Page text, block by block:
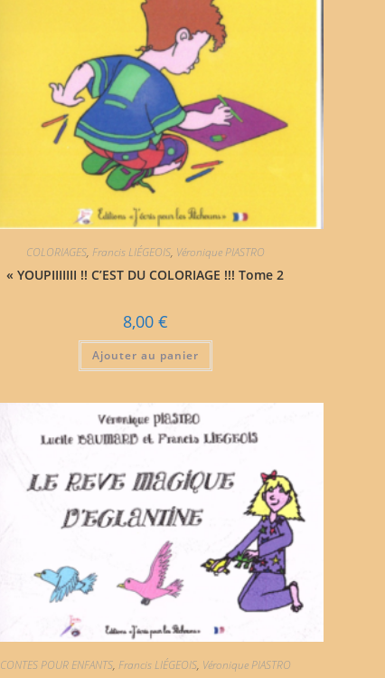
COLORIAGES, Francis LIÉGEOIS, Véronique PIASTRO
« YOUPIIIIIII !! C’EST DU COLORIAGE !!! Tome 2
8,00 €
Ajouter au panier
CONTES POUR ENFANTS, Francis LIÉGEOIS, Véronique PIASTRO